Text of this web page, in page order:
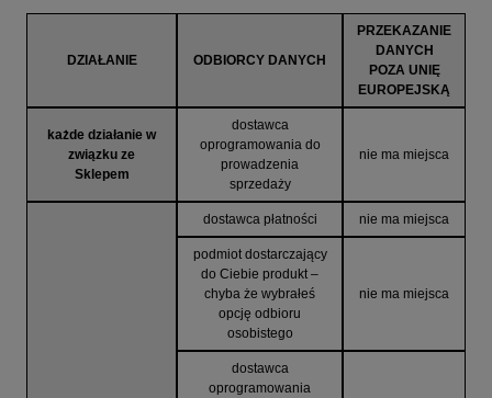
DZIAŁANIE ODBIORCY DANYCH
PRZEKAZANIE
DANYCH
POZA UNIĘ
EUROPEJSKĄ
każde działanie w
związku ze
Sklepem
dostawca
oprogramowania do
prowadzenia
sprzedaży
nie ma miejsca
dostawca płatności nie ma miejsca
podmiot dostarczający
do Ciebie produkt –
chyba że wybrałeś
opcję odbioru
osobistego
nie ma miejsca
dostawca
oprogramowania